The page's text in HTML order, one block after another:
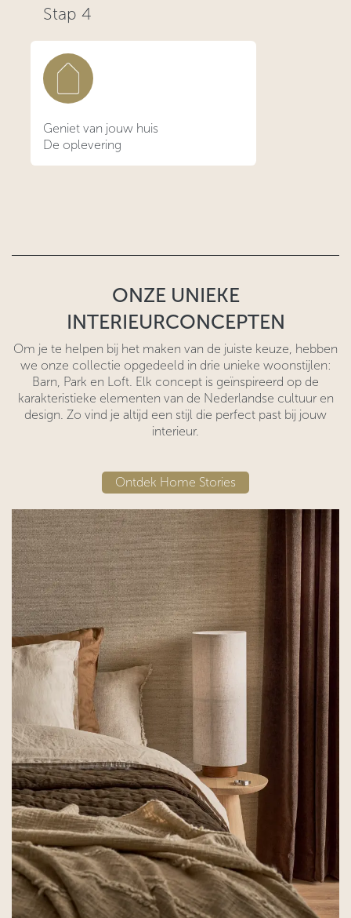
Stap 4
Geniet van jouw huis
De oplevering
ONZE UNIEKE
INTERIEURCONCEPTEN
Om je te helpen bij het maken van de juiste keuze, hebben
we onze collectie opgedeeld in drie unieke woonstijlen:
Barn, Park en Loft. Elk concept is geïnspireerd op de
karakteristieke elementen van de Nederlandse cultuur en
design. Zo vind je altijd een stijl die perfect past bij jouw
interieur.
Ontdek Home​​ Stories​​